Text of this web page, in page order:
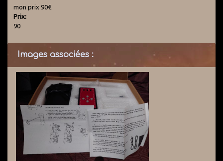
mon prix 90€
Prix:
90
Images associées :